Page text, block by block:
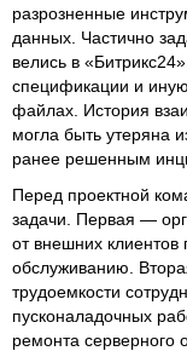
разрозненные
данных. Частично
велись в
спецификации и
файлах. История
могла быть утеряна
ранее решенным
Перед проектной
задачи. Первая —
от внешних клиентов
обслуживанию.
трудоемкости
пусконаладочных
ремонта серверного